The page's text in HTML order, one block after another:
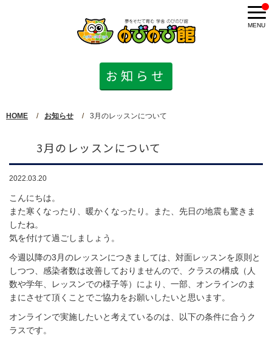
コンセプト
入会案内
コース紹介
選べる無料体験レッスン
自立学習
速読聴
インド算数
お知らせ
HOME お知らせ 3月のレッスンについて
3月のレッスンについて
2022.03.20
こんにちは。
また寒くなったり、暖かくなったり。また、先日の地震も驚きま
したね。
気を付けて過ごしましょう。
今週以降の3月のレッスンにつきましては、対面レッスンを原則と
しつつ、感染者数は改善しておりませんので、クラスの構成（人
数や学年、レッスンでの様子等）により、一部、オンラインのま
まにさせて頂くことでご協力をお願いしたいと思います。
オンラインで実施したいと考えているのは、以下の条件に合うク
ラスです。